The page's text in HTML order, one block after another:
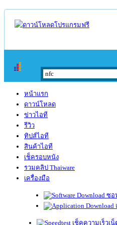
หน้าแรก
ดาวน์โหลด
ข่าวไอที
รีวิว
ทิปส์ไอที
สินค้าไอที
เช็ครอบหนัง
รวมคลิป Thaiware
เครื่องมือ
ซอ
เช็คความเร็วเน็